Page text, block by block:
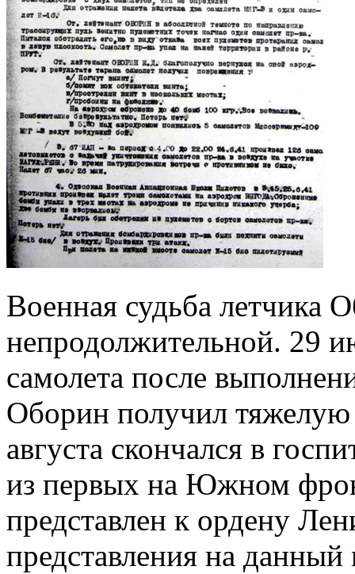
Военная судьба летчика
непродолжительной. 29
самолета после
Оборин получил тяжелую
августа скончался в
из первых на Южном
представлен к ордену
представления на